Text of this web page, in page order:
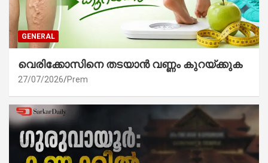
GENERAL
വെരിക്കോസിനെ തടയാൻ വണ്ണം കുറയ്ക്കുക
27/07/2026 Prem